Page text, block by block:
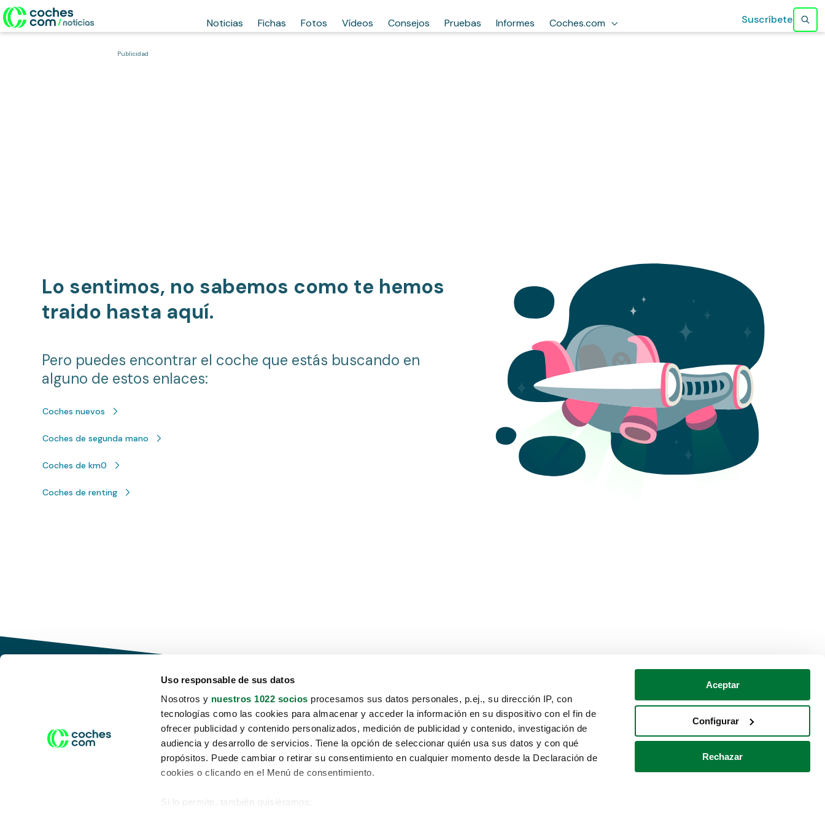
Uso responsable de sus datos
Nosotros y nuestros 1022 socios procesamos sus datos personales, p.ej., su dirección IP, con
tecnologías como las cookies para almacenar y acceder la información en su dispositivo con el fin de
ofrecer publicidad y contenido personalizados, medición de publicidad y contenido, investigación de
audiencia y desarrollo de servicios. Tiene la opción de seleccionar quién usa sus datos y con qué
propósitos. Puede cambiar o retirar su consentimiento en cualquier momento desde la Declaración de
cookies o clicando en el Menú de consentimiento.
Si lo permite, también quisiéramos:
Aceptar
Configurar
Rechazar
Noticias Fichas Fotos Vídeos Consejos Pruebas Informes Coches.com Suscríbete
Publicidad
Lo sentimos, no sabemos como te hemos
traido hasta aquí.
Pero puedes encontrar el coche que estás buscando en
alguno de estos enlaces:
Coches nuevos
Coches de segunda mano
Coches de km0
Coches de renting
Conduce tu futuro,
desata tu movilidad